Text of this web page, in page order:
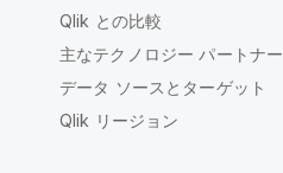
Qlik との比較
主なテクノロジー パートナー
データ ソースとターゲット
Qlik リージョン